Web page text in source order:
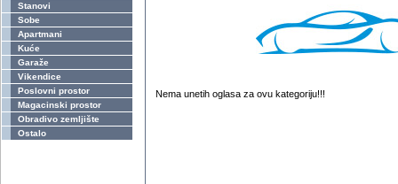
Stanovi
Sobe
Apartmani
Kuće
Garaže
Vikendice
Poslovni prostor
Magacinski prostor
Obradivo zemljište
Ostalo
Nema unetih oglasa za ovu kategoriju!!!